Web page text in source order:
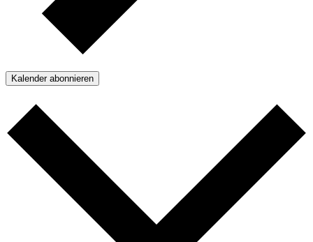
Kalender abonnieren